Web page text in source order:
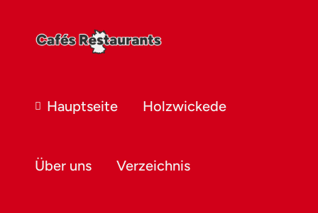
Hauptseite Holzwickede
Über uns Verzeichnis